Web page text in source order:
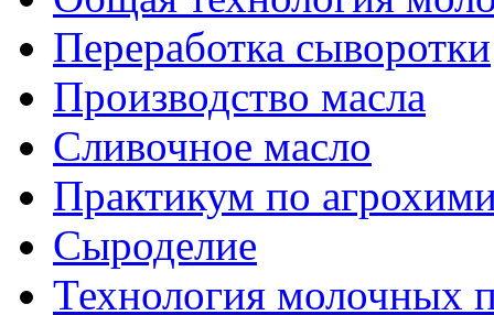
Переработка сыворотки
Производство масла
Сливочное масло
Практикум по
Сыроделие
Технология молочных